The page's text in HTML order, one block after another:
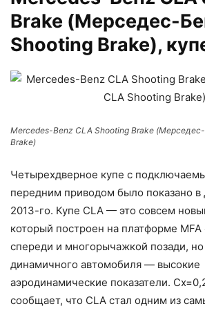
Brake (Мерседес-
Shooting Brake),
Mercedes-Benz CLA Shooting Brake
Brake)
Четырехдверное купе с
передним приводом было показано в
2013-го. Купе CLA — это совсем
который построен на платформе
спереди и многорычажкой позади,
динамичного автомобиля — высокие
аэродинамические показатели.
сообщает, что CLA стал одним из